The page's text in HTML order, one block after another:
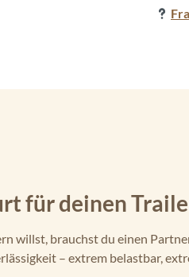
für deinen
willst, brauchst du einen
– extrem belastbar,